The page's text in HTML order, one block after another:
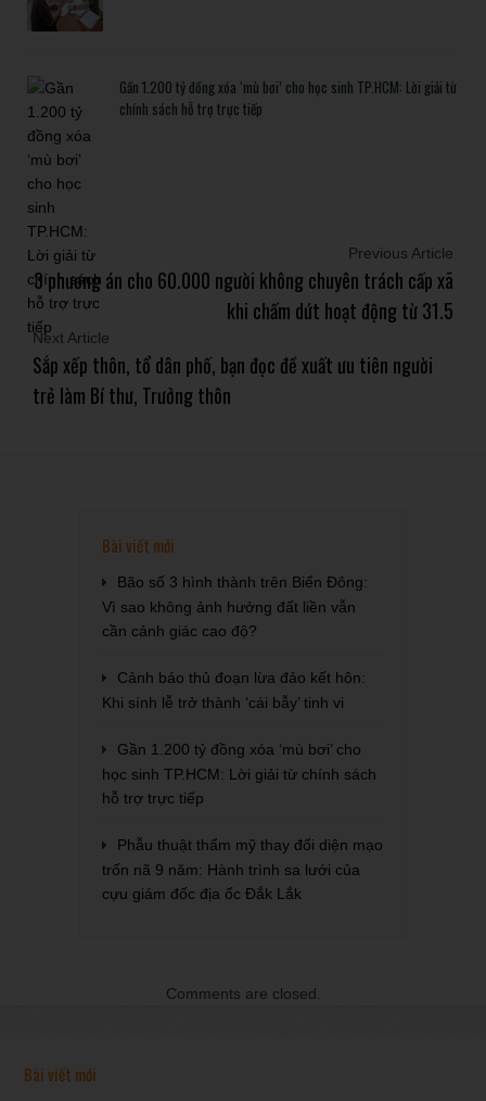
Gần 1.200 tỷ đồng xóa ‘mù bơi’ cho học sinh TP.HCM: Lời giải từ
chính sách hỗ trợ trực tiếp
Previous Article
3 phương án cho 60.000 người không chuyên trách cấp xã
khi chấm dứt hoạt động từ 31.5
Next Article
Sắp xếp thôn, tổ dân phố, bạn đọc đề xuất ưu tiên người
trẻ làm Bí thư, Trưởng thôn
Bài viết mới
Bão số 3 hình thành trên Biển Đông:
Vì sao không ảnh hưởng đất liền vẫn
cần cảnh giác cao độ?
Cảnh báo thủ đoạn lừa đảo kết hôn:
Khi sính lễ trở thành ‘cái bẫy’ tinh vi
Gần 1.200 tỷ đồng xóa ‘mù bơi’ cho
học sinh TP.HCM: Lời giải từ chính sách
hỗ trợ trực tiếp
Phẫu thuật thẩm mỹ thay đổi diện mạo
trốn nã 9 năm: Hành trình sa lưới của
cựu giám đốc địa ốc Đắk Lắk
Comments are closed.
Bài viết mới